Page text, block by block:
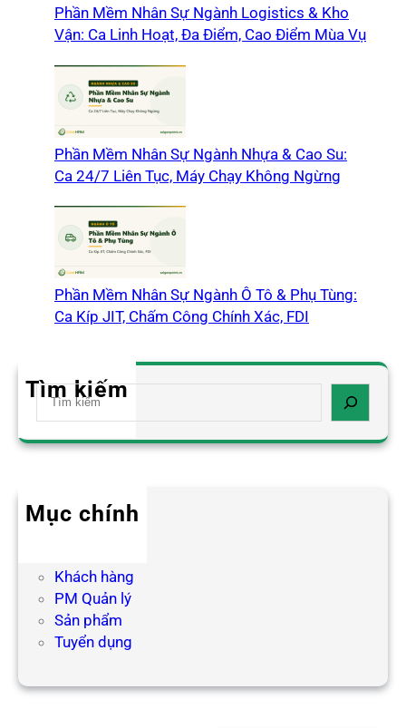
Phần Mềm Nhân Sự Ngành Logistics & Kho
Vận: Ca Linh Hoạt, Đa Điểm, Cao Điểm Mùa Vụ
Phần Mềm Nhân Sự Ngành Nhựa & Cao Su:
Ca 24/7 Liên Tục, Máy Chạy Không Ngừng
Phần Mềm Nhân Sự Ngành Ô Tô & Phụ Tùng:
Ca Kíp JIT, Chấm Công Chính Xác, FDI
Tìm kiếm
S
a
h
Mục chính
Khách hàng
PM Quản lý
Sản phẩm
Tuyển dụng